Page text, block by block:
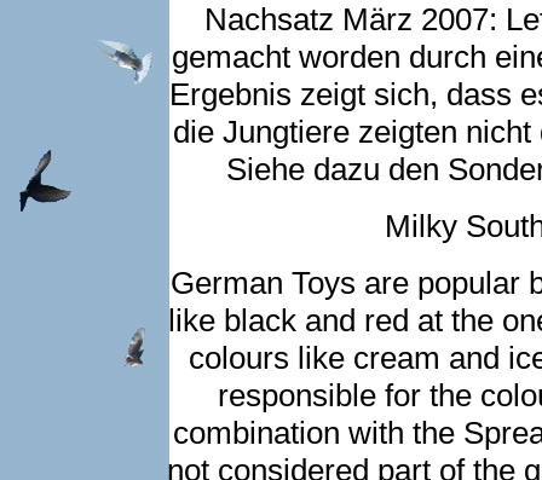
Nachsatz März 2007:
gemacht worden durch
Ergebnis zeigt sich, dass
die Jungtiere zeigten
Siehe dazu den
Milky
German Toys are popular
like black and red at the
colours like cream and
responsible for the
combination with the
not considered part of the